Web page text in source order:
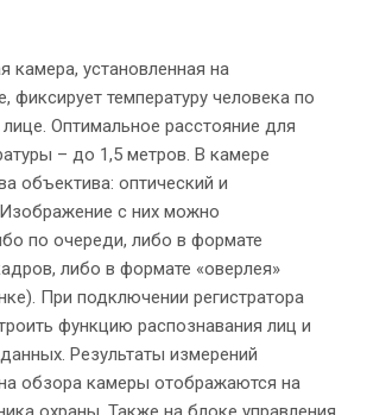
камера, установленная на
фиксирует температуру человека по
Оптимальное расстояние для
– до 1,5 метров. В камере
объектива: оптический и
с них можно
по очереди, либо в формате
либо в формате «оверлея»
При подключении регистратора
функцию распознавания лиц и
Результаты измерений
обзора камеры отображаются на